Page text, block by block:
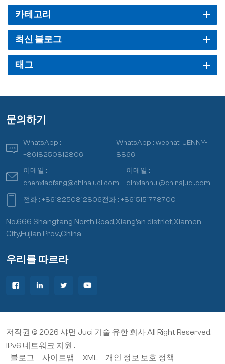
카테고리
최신 블로그
태그
문의하기
WhatsApp :
+8618250812806
WhatsApp :wechat: JENNY-
8866
이메일 :
chenxiaofang@chinajuci.com
이메일 :
qinxianhui@chinajuci.com
전화 :+8618250812806전화 :+8615151778700
No.666 Shangtang North Road,Xiang’an district,Xiamen
City,Fujian Prov.,China
우리를 따르라
저작권 © 2026 샤먼 Juci 기술 유한 회사 All Right Reserved.
IPv6 네트워크 지원 .
블로그
사이트맵 XML 개인 정보 보호 정책